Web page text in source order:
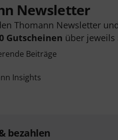
Newsletter
Thomann Newsletter
Gutscheinen über jeweils
Beiträge
Insights
bezahlen